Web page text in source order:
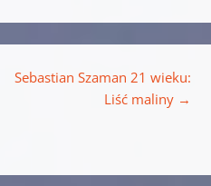
Sebastian Szaman 21 wieku:
Liść maliny →